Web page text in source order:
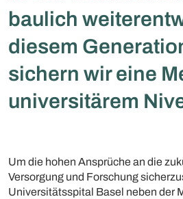
baulich
diesem
sichern wir eine
universitärem
Um die hohen Ansprüche an die
Versorgung und Forschung
Universitätsspital Basel neben der